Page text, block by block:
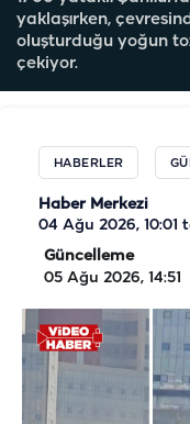
yaklaşırken,
oluşturduğu yoğun
çekiyor.
HABERLER
Haber Merkezi
04 Ağu 2026, 10:01
Güncelleme
05 Ağu 2026, 14:51